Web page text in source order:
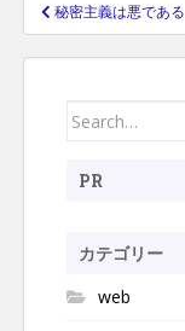
投
稿
ビ
ー
ョ
ン
秘密主義は悪である
Search
PR
カテゴリー
web